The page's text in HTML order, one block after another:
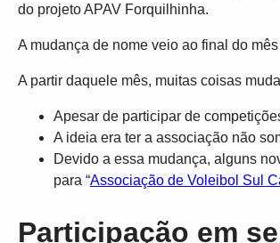
do projeto APAV Forquilhinha.
A mudança de nome veio ao final do
A partir daquele mês, muitas coisas
Apesar de participar de
A ideia era ter a associação não
Devido a essa mudança, alguns
para “Associação de Voleibol Sul
Participação em